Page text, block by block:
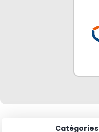
Catégories